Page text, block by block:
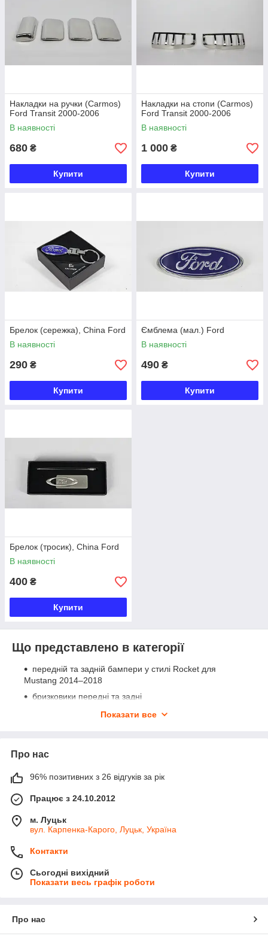
Накладки на ручки (Carmos)
Ford Transit 2000-2006
В наявності
680 ₴
Купити
Накладки на стопи (Carmos)
Ford Transit 2000-2006
В наявності
1 000 ₴
Купити
Брелок (сережка), China Ford
В наявності
290 ₴
Купити
Ємблема (мал.) Ford
В наявності
490 ₴
Купити
Брелок (тросик), China Ford
В наявності
400 ₴
Купити
Що представлено в категорії
передній та задній бампери у стилі Rocket для
Mustang 2014–2018
бризковики передні та задні
вітровики (вставні та під ущільнювач)
захватом)
накладки на стопи
килимки автомобільні
шторки каркасні
брелоки та емблеми Ford
Переваги категорії
ексклюзивні бампери Rocket для Mustang —
Показати все
Про нас
96% позитивних з 26 відгуків за рік
Працює з 24.10.2012
м. Луцьк
вул. Карпенка-Карого, Луцьк, Україна
Контакти
Сьогодні вихідний
Показати весь графік роботи
Про нас